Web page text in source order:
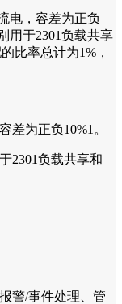
电，容差为正负
用于2301负载共享
比率总计为1%，
差为正负10%1。
2301负载共享和
警/事件处理、管